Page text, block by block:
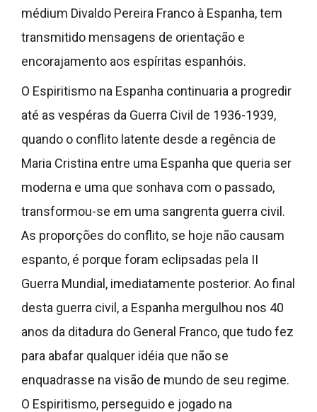
médium Divaldo Pereira Franco à Espanha, tem
transmitido mensagens de orientação e
encorajamento aos espíritas espanhóis.
O Espiritismo na Espanha continuaria a progredir
até as vespéras da Guerra Civil de 1936-1939,
quando o conflito latente desde a regência de
Maria Cristina entre uma Espanha que queria ser
moderna e uma que sonhava com o passado,
transformou-se em uma sangrenta guerra civil.
As proporções do conflito, se hoje não causam
espanto, é porque foram eclipsadas pela II
Guerra Mundial, imediatamente posterior. Ao final
desta guerra civil, a Espanha mergulhou nos 40
anos da ditadura do General Franco, que tudo fez
para abafar qualquer idéia que não se
enquadrasse na visão de mundo de seu regime.
O Espiritismo, perseguido e jogado na